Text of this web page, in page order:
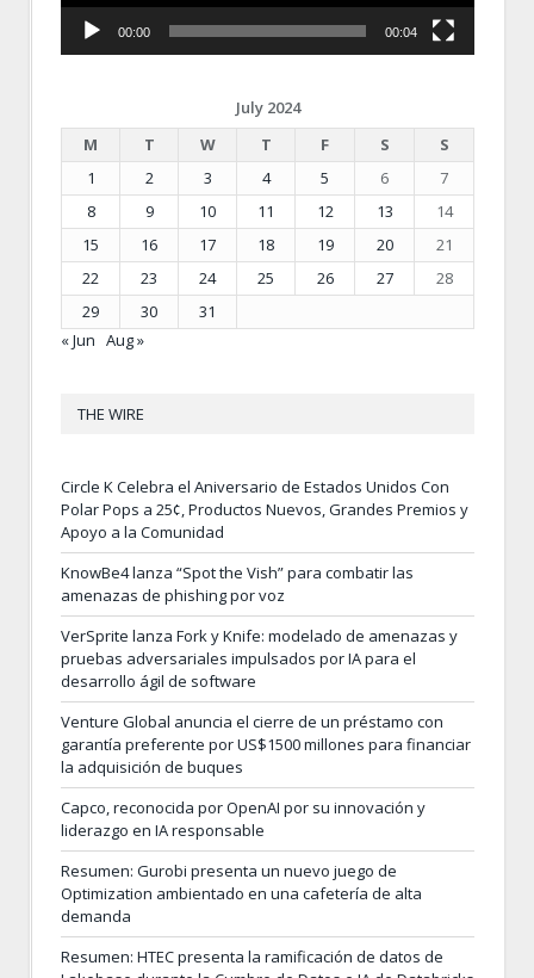
00:00 00:04
July 2024
M
T W T F S
S
1
2 3 4 5 6
7
8
9 10 11 12 13
14
15
16 17 18 19 20
21
22
23 24 25 26 27
28
29
30
31
« Jun Aug »
THE WIRE
Circle K Celebra el Aniversario de Estados Unidos Con
Polar Pops a 25¢, Productos Nuevos, Grandes Premios y
Apoyo a la Comunidad
KnowBe4 lanza “Spot the Vish” para combatir las
amenazas de phishing por voz
VerSprite lanza Fork y Knife: modelado de amenazas y
pruebas adversariales impulsados por IA para el
desarrollo ágil de software
Venture Global anuncia el cierre de un préstamo con
garantía preferente por US$1500 millones para financiar
la adquisición de buques
Capco, reconocida por OpenAI por su innovación y
liderazgo en IA responsable
Resumen: Gurobi presenta un nuevo juego de
Optimization ambientado en una cafetería de alta
demanda
Resumen: HTEC presenta la ramificación de datos de